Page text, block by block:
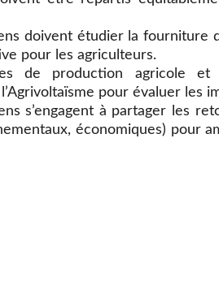
doivent étudier la fourniture
pour les agriculteurs.
de production agricole et
pour évaluer les
s’engagent à partager les
économiques) pour